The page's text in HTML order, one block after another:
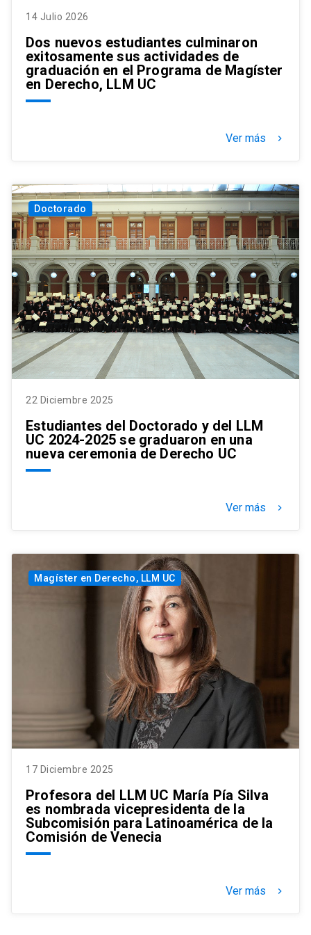
14 Julio 2026
Dos nuevos estudiantes culminaron
exitosamente sus actividades de
graduación en el Programa de Magíster
en Derecho, LLM UC
Ver más keyboard_arrow_right
Doctorado
22 Diciembre 2025
Estudiantes del Doctorado y del LLM
UC 2024-2025 se graduaron en una
nueva ceremonia de Derecho UC
Ver más keyboard_arrow_right
Magíster en Derecho, LLM UC
17 Diciembre 2025
Profesora del LLM UC María Pía Silva
es nombrada vicepresidenta de la
Subcomisión para Latinoamérica de la
Comisión de Venecia
Ver más keyboard_arrow_right